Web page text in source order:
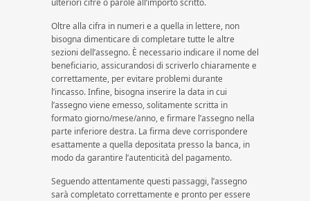
ulteriori cifre o parole all’importo scritto.
Oltre alla cifra in numeri e a quella in lettere, non
bisogna dimenticare di completare tutte le altre
sezioni dell’assegno. È necessario indicare il nome del
beneficiario, assicurandosi di scriverlo chiaramente e
correttamente, per evitare problemi durante
l’incasso. Infine, bisogna inserire la data in cui
l’assegno viene emesso, solitamente scritta in
formato giorno/mese/anno, e firmare l’assegno nella
parte inferiore destra. La firma deve corrispondere
esattamente a quella depositata presso la banca, in
modo da garantire l’autenticità del pagamento.
Seguendo attentamente questi passaggi, l’assegno
sarà completato correttamente e pronto per essere